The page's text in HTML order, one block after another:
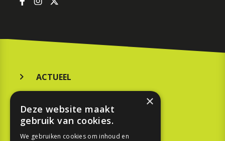
ACTUEEL
KOOPGIDS
TESTEN
×
Deze website maakt
gebruik van cookies.
We gebruiken cookies om inhoud en